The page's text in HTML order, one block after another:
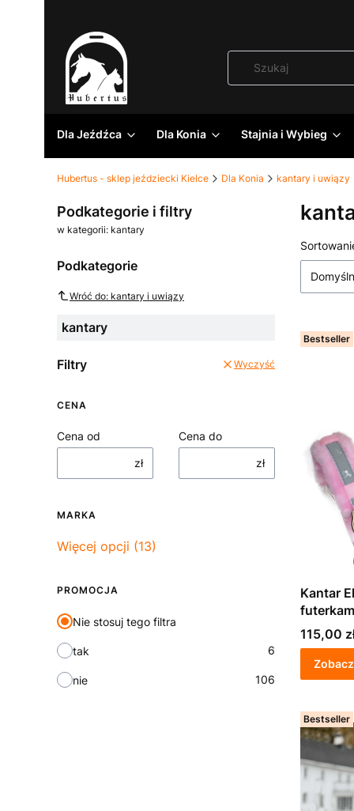
Dla Jeźdźca Dla Konia Stajnia i Wybieg
Hubertus - sklep jeździecki Kielce Dla Konia kantary i uwiązy
Podkategorie i filtry
w kategorii: kantary
Podkategorie
Wróć do: kantary i uwiązy
kantary
Filtry Wyczyść
CENA
Cena od
zł
Cena do
zł
MARKA
Marka
Więcej opcji (13)
PROMOCJA
Nie stosuj tego filtra
tak 6
nie 106
Lista
Bestseller
Kantar
Cena
115,00
Bestseller